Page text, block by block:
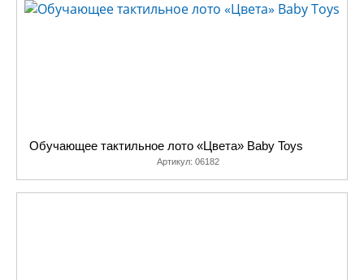
Обучающее тактильное лото «Цвета» Baby Toys
Артикул: 06182